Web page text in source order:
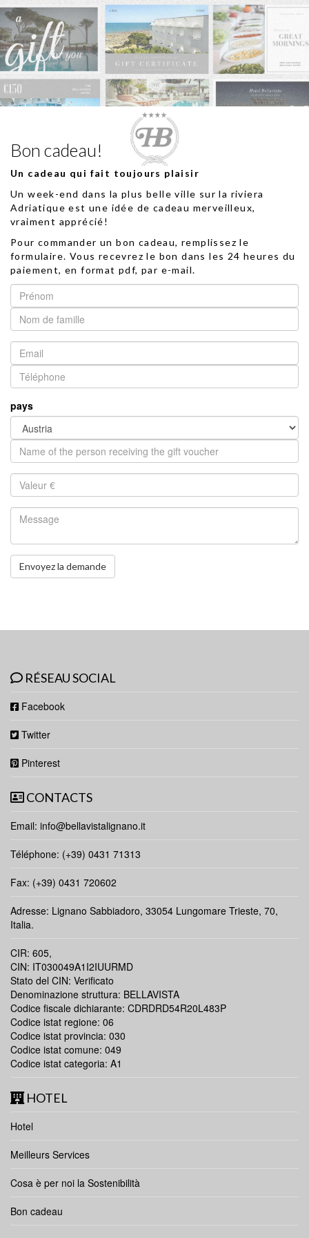
Bon cadeau!
Un cadeau qui fait toujours plaisir
Un week-end dans la plus belle ville sur la riviera
Adriatique est une idée de cadeau merveilleux,
vraiment apprécié!
Pour commander un bon cadeau, remplissez le
formulaire. Vous recevrez le bon dans les 24 heures du
paiement, en format pdf, par e-mail.
pays
Envoyez la demande
RÉSEAU SOCIAL
Facebook
Twitter
Pinterest
CONTACTS
Email: info@bellavistalignano.it
Téléphone: (+39) 0431 71313
Fax: (+39) 0431 720602
Adresse: Lignano Sabbiadoro, 33054 Lungomare Trieste, 70,
Italia.
CIR: 605,
CIN: IT030049A1I2IUURMD
Stato del CIN: Verificato
Denominazione struttura: BELLAVISTA
Codice fiscale dichiarante: CDRDRD54R20L483P
Codice istat regione: 06
Codice istat provincia: 030
Codice istat comune: 049
Codice istat categoria: A1
HOTEL
Hotel
Meilleurs Services
Cosa è per noi la Sostenibilità
Bon cadeau